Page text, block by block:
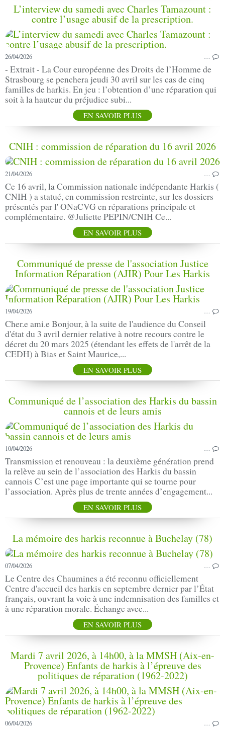
L’interview du samedi avec Charles Tamazount :
contre l’usage abusif de la prescription.
26/04/2026 …
- Extrait - La Cour européenne des Droits de l’Homme de
Strasbourg se penchera jeudi 30 avril sur les cas de cinq
familles de harkis. En jeu : l’obtention d’une réparation qui
soit à la hauteur du préjudice subi...
EN SAVOIR PLUS
CNIH : commission de réparation du 16 avril 2026
21/04/2026 …
Ce 16 avril, la Commission nationale indépendante Harkis (
CNIH ) a statué, en commission restreinte, sur les dossiers
présentés par l' ONaCVG en réparations principale et
complémentaire. @Juliette PEPIN/CNIH Ce...
EN SAVOIR PLUS
Communiqué de presse de l'association Justice
Information Réparation (AJIR) Pour Les Harkis
19/04/2026 …
Cher.e ami.e Bonjour, à la suite de l'audience du Conseil
d'état du 3 avril dernier relative à notre recours contre le
décret du 20 mars 2025 (étendant les effets de l'arrêt de la
CEDH) à Bias et Saint Maurice,...
EN SAVOIR PLUS
Communiqué de l’association des Harkis du bassin
cannois et de leurs amis
10/04/2026 …
Transmission et renouveau : la deuxième génération prend
la relève au sein de l’association des Harkis du bassin
cannois C’est une page importante qui se tourne pour
l’association. Après plus de trente années d’engagement...
EN SAVOIR PLUS
La mémoire des harkis reconnue à Buchelay (78)
07/04/2026 …
Le Centre des Chaumines a été reconnu officiellement
Centre d'accueil des harkis en septembre dernier par l’État
français, ouvrant la voie à une indemnisation des familles et
à une réparation morale. Échange avec...
EN SAVOIR PLUS
Mardi 7 avril 2026, à 14h00, à la MMSH (Aix-en-
Provence) Enfants de harkis à l’épreuve des
politiques de réparation (1962-2022)
06/04/2026 …